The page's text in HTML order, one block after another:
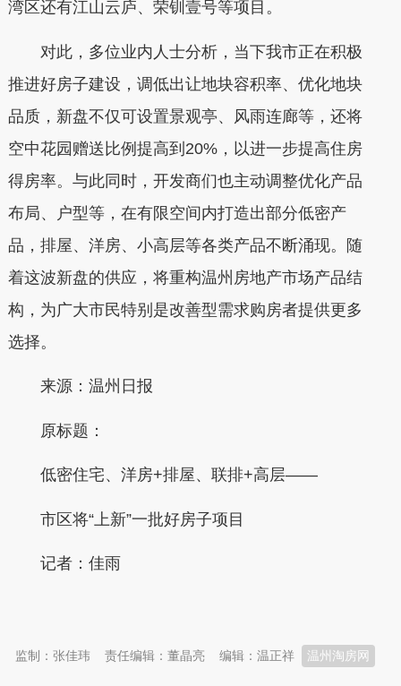
湾区还有江山云庐、荣钏壹号等项目。
对此，多位业内人士分析，当下我市正在积极
推进好房子建设，调低出让地块容积率、优化地块
品质，新盘不仅可设置景观亭、风雨连廊等，还将
空中花园赠送比例提高到20%，以进一步提高住房
得房率。与此同时，开发商们也主动调整优化产品
布局、户型等，在有限空间内打造出部分低密产
品，排屋、洋房、小高层等各类产品不断涌现。随
着这波新盘的供应，将重构温州房地产市场产品结
构，为广大市民特别是改善型需求购房者提供更多
选择。
来源：温州日报
原标题：
低密住宅、洋房+排屋、联排+高层——
市区将“上新”一批好房子项目
记者：佳雨
温州淘房网
编辑：温正祥
责任编辑：董晶亮
监制：张佳玮